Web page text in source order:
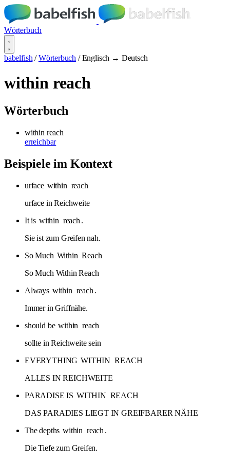
Wörterbuch
babelfish / Wörterbuch / Englisch → Deutsch
within reach
Wörterbuch
within reach
erreichbar
Beispiele im Kontext
urface within reach
urface in Reichweite
It is within reach .
Sie ist zum Greifen nah.
So Much Within Reach
So Much Within Reach
Always within reach .
Immer in Griffnähe.
should be within reach
sollte in Reichweite sein
EVERYTHING WITHIN REACH
ALLES IN REICHWEITE
PARADISE IS WITHIN REACH
DAS PARADIES LIEGT IN GREIFBARER NÄHE
The depths within reach .
Die Tiefe zum Greifen.